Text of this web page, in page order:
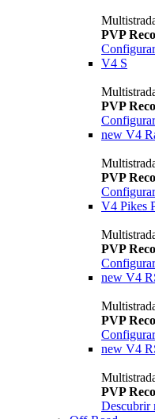
PVP
Configurar
V4 S
PVP
Configurar
new V4
PVP
Configurar
V4 Pikes
PVP
Configurar
new V4
PVP
new V4
PVP
Descubrir